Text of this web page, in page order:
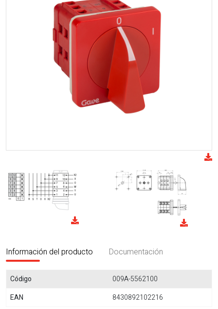
Información del producto Documentación
Código
009A-5562100
EAN
8430892102216